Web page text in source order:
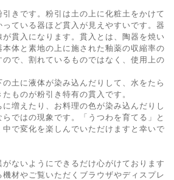
きです。粉引は土の上に化粧土をかけて
ている器ほど貫入が見えやすいです。器
貫入になります。貫入とは、陶器を焼い
体と素地の上に施された釉薬の収縮率の
で、割れているものではなく、使用上の
土に液体が染み込んだりして、水をたら
ものが粉引き特有の貫入です。
増えたり、お料理の色が染み込んだりし
ではの現象です。「うつわを育てる」と
で変化を楽しんでいただけますと幸いで
ないようにできるだけ心がけております
材やご覧いただくブラウザやディスプレ